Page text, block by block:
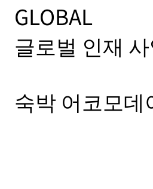
GLOBAL
글로벌 인재
숙박 어코모데